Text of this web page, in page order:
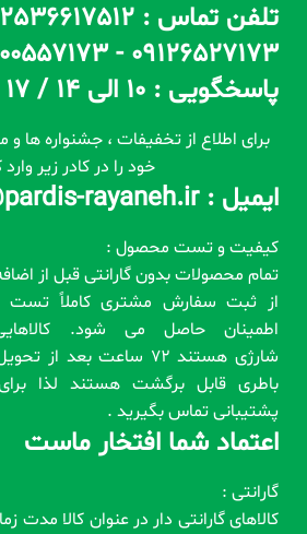
پاسخگویی : 10 الی 14 / 17 الی 22
برای اطلاع از تخفیفات ، جشنواره ها
خود را در کادر زیر
ایمیل : shop@pardis-rayaneh.ir
کیفیت و تست محصول :
تمام محصولات بدون گارانتی قبل از
از ثبت سفارش مشتری کاملاً
اطمینان حاصل می شود.
شارژی هستند 72 ساعت
باطری قابل برگشت هستند لذا
پشتیبانی تماس بگیرید .
اعتماد شما افتخار ماست
گارانتی :
کالاهای گارانتی دار در عنوان کالا مدت